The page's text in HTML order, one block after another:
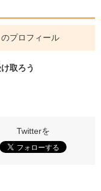
プロフィール
取ろう